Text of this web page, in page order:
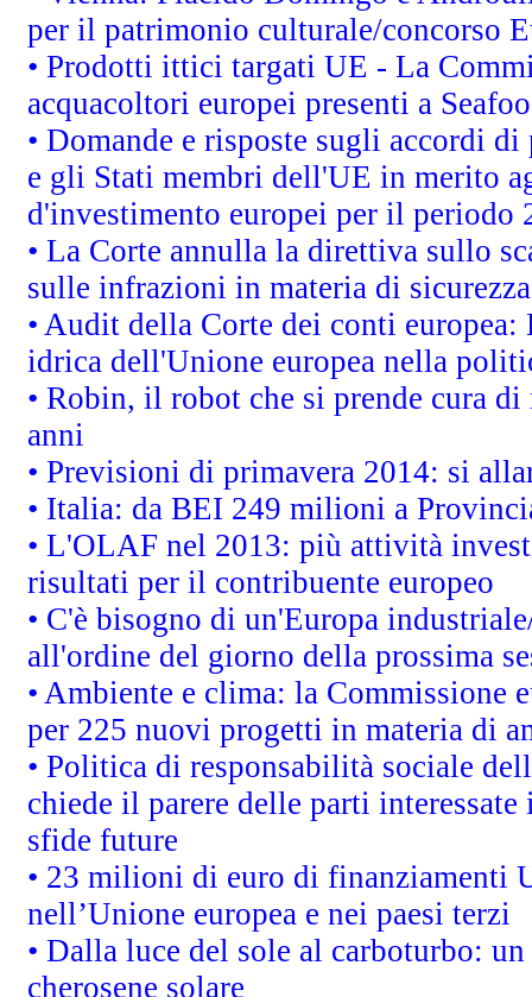
per il patrimonio culturale/concorso
• Prodotti ittici targati UE - La
acquacoltori europei presenti a
• Domande e risposte sugli accordi
e gli Stati membri dell'UE in merito
d'investimento europei per il periodo
• La Corte annulla la direttiva sullo
sulle infrazioni in materia di
• Audit della Corte dei conti
idrica dell'Unione europea nella
• Robin, il robot che si prende cura
anni
• Previsioni di primavera 2014: si
• Italia: da BEI 249 milioni a
• L'OLAF nel 2013: più attività
risultati per il contribuente europeo
• C'è bisogno di un'Europa
all'ordine del giorno della prossima
• Ambiente e clima: la Commissione
per 225 nuovi progetti in materia di
• Politica di responsabilità sociale
chiede il parere delle parti
sfide future
• 23 milioni di euro di finanziamenti
nell’Unione europea e nei paesi terzi
• Dalla luce del sole al carboturbo:
cherosene solare